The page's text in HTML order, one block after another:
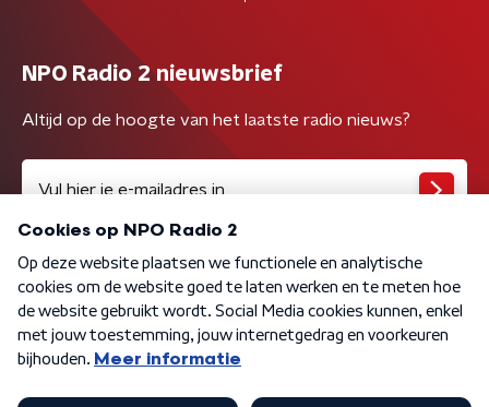
NPO Radio 2 nieuwsbrief
Altijd op de hoogte van het laatste radio nieuws?
Algemene voorwaarden